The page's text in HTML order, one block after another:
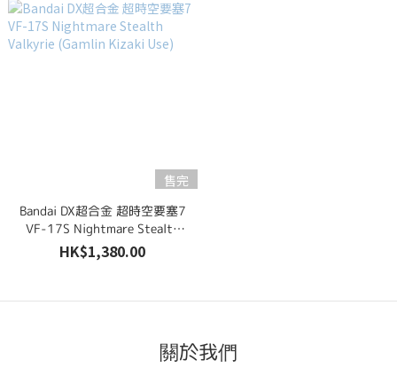
售完
Bandai DX超合金 超時空要塞7
VF-17S Nightmare Stealth
Valkyrie (Gamlin Kizaki Use)
HK$1,380.00
關於我們